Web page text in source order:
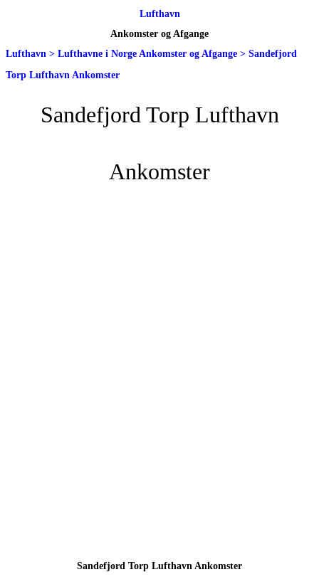
Lufthavn
Ankomster og Afgange
Lufthavn > Lufthavne i Norge Ankomster og Afgange > Sandefjord
Torp Lufthavn Ankomster
Sandefjord Torp Lufthavn
Ankomster
Sandefjord Torp Lufthavn Ankomster